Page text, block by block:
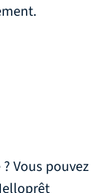
Vous pouvez